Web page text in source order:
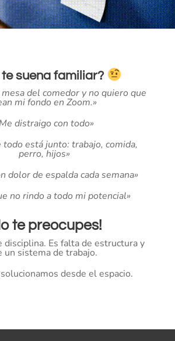
te suena familiar?
mesa del comedor y no quiero que
mi fondo en Zoom.»
distraigo con todo»
todo está junto: trabajo, comida,
perro, hijos»
dolor de espalda cada semana»
no rindo a todo mi potencial»
te preocupes!
disciplina. Es falta de estructura y
un sistema de trabajo.
desde el espacio.